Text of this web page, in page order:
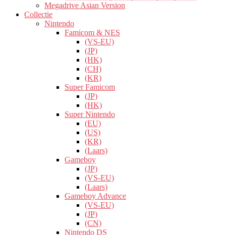
Megadrive Asian Version
Collectie
Nintendo
Famicom & NES
(VS-EU)
(JP)
(HK)
(CH)
(KR)
Super Famicom
(JP)
(HK)
Super Nintendo
(EU)
(US)
(KR)
(Laars)
Gameboy
(JP)
(VS-EU)
(Laars)
Gameboy Advance
(VS-EU)
(JP)
(CN)
Nintendo DS